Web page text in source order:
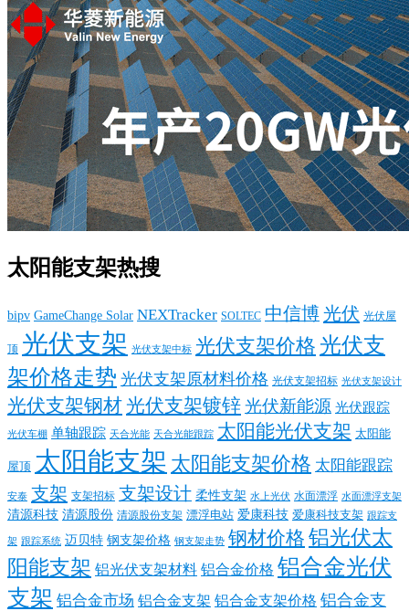
太阳能支架热搜
bipv GameChange Solar NEXTracker SOLTEC 中信博光伏 光伏屋
顶 光伏支架 光伏支架中标 光伏支架价格 光伏支
架价格走势 光伏支架原材料价格 光伏支架招标 光伏支架设计
光伏支架钢材光伏支架镀锌光伏新能源 光伏跟踪
光伏车棚 单轴跟踪 天合光能 天合光能跟踪 太阳能光伏支架 太阳能
屋顶 太阳能支架 太阳能支架价格 太阳能跟踪
安泰 支架 支架招标 支架设计 柔性支架 水上光伏 水面漂浮 水面漂浮支架
清源科技 清源股份 清源股份支架 漂浮电站 爱康科技 爱康科技支架 跟踪支
架 跟踪系统 迈贝特 钢支架价格 钢支架走势 钢材价格 铝光伏太
阳能支架 铝光伏支架材料 铝合金价格 铝合金光伏
支架 铝合金市场 铝合金支架 铝合金支架价格 铝合金支